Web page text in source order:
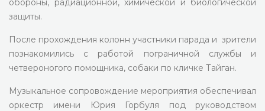
обороны, радиационной, химической и биологической
защиты.
После прохождения колонн участники парада и зрители
познакомились с работой пограничной службы и
четвероногого помощника, собаки по кличке Тайган.
Музыкальное сопровождение мероприятия обеспечивал
оркестр имени Юрия Горбуля под руководством